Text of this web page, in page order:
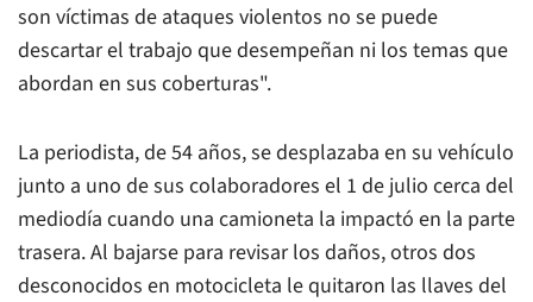
son víctimas de ataques violentos no se puede
descartar el trabajo que desempeñan ni los temas que
abordan en sus coberturas".
La periodista, de 54 años, se desplazaba en su vehículo
junto a uno de sus colaboradores el 1 de julio cerca del
mediodía cuando una camioneta la impactó en la parte
trasera. Al bajarse para revisar los daños, otros dos
desconocidos en motocicleta le quitaron las llaves del